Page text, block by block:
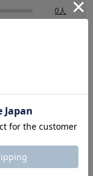
0人
レビューも含まれます。